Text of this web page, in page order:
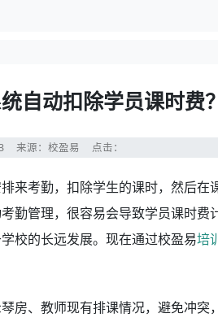
自动扣除学员课时费？
13来源：校盈易 点击：
来考勤，扣除学生的课时，然后在
勤管理，很容易会导致学员课时费
校的长远发展。现在通过校盈易培
房、教师现有排课情况，避免冲突